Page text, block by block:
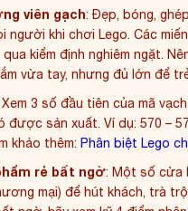
viên gạch: Đẹp, bóng,
người khi chơi Lego. Các
qua kiểm định nghiêm ngặt.
vừa tay, nhưng đủ lớn để
Xem 3 số đầu tiên của mã
được sản xuất. Ví dụ: 570 –
khảo thêm: Phân biệt Lego
rẻ bất ngờ: Một số cửa
mại) để hút khách, trà